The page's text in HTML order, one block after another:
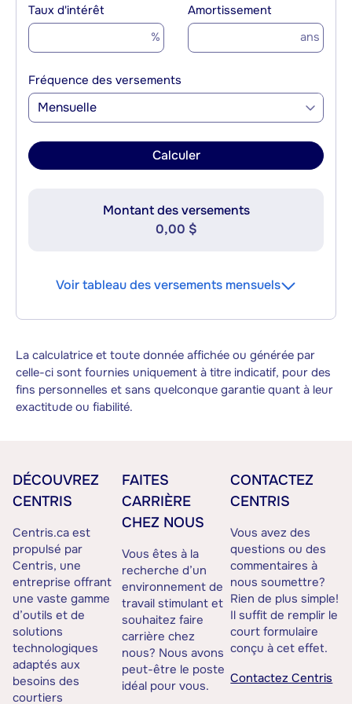
Taux d'intérêt
%
Amortissement
ans
Fréquence des versements
Mensuelle
Calculer
Montant des versements
0,00 $
Voir tableau des versements mensuels
La calculatrice et toute donnée affichée ou générée par
celle-ci sont fournies uniquement à titre indicatif, pour des
fins personnelles et sans quelconque garantie quant à leur
exactitude ou fiabilité.
DÉCOUVREZ
CENTRIS
Centris.ca est
propulsé par
Centris, une
entreprise offrant
une vaste gamme
d’outils et de
solutions
technologiques
adaptés aux
besoins des
courtiers
FAITES
CARRIÈRE
CHEZ NOUS
Vous êtes à la
recherche d’un
environnement de
travail stimulant et
souhaitez faire
carrière chez
nous? Nous avons
peut-être le poste
idéal pour vous.
CONTACTEZ
CENTRIS
Vous avez des
questions ou des
commentaires à
nous soumettre?
Rien de plus simple!
Il suffit de remplir le
court formulaire
conçu à cet effet.
Contactez Centris